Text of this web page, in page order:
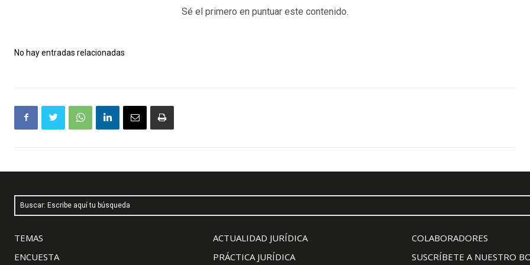
Sé el primero en puntuar este contenido.
No hay entradas relacionadas
Buscar: Escribe aquí tu búsqueda
TEMAS
ENCUESTA
ACTUALIDAD JURÍDICA
PRÁCTICA JURÍDICA
COLABORADORES
SUSCRÍBETE A NUESTRO